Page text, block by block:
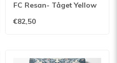
FC Resan- Tåget Yellow
- 29030
€82,50